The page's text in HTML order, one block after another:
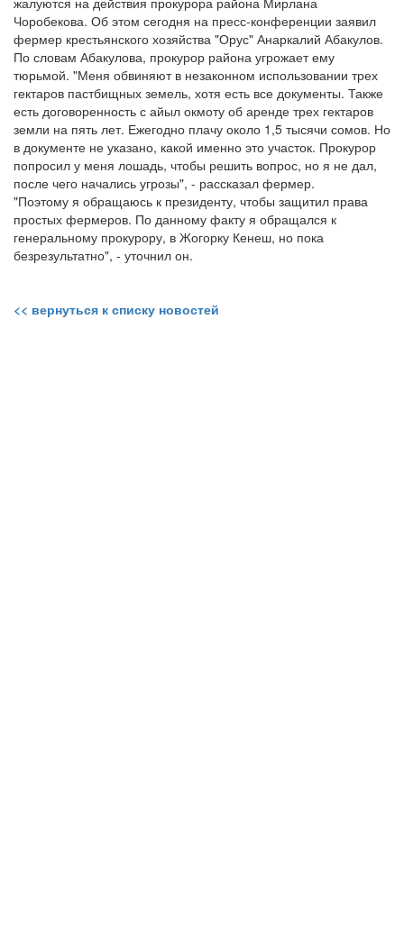
Чоробекова. Об этом сегодня на пресс-конференции заявил
фермер крестьянского хозяйства "Орус" Анаркалий Абакулов.
По словам Абакулова, прокурор района угрожает ему
тюрьмой. "Меня обвиняют в незаконном использовании трех
гектаров пастбищных земель, хотя есть все документы. Также
есть договоренность с айыл окмоту об аренде трех гектаров
земли на пять лет. Ежегодно плачу около 1,5 тысячи сомов. Но
в документе не указано, какой именно это участок. Прокурор
попросил у меня лошадь, чтобы решить вопрос, но я не дал,
после чего начались угрозы", - рассказал фермер.
"Поэтому я обращаюсь к президенту, чтобы защитил права
простых фермеров. По данному факту я обращался к
генеральному прокурору, в Жогорку Кенеш, но пока
безрезультатно", - уточнил он.
<< вернуться к списку новостей